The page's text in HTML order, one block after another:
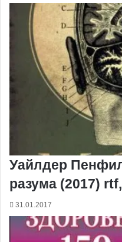
Уайлдер
разума (2017)
31.01.2017